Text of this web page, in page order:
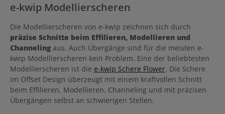
e-kwip Modellierscheren
Die Modellierscheren von e-kwip zeichnen sich durch
präzise Schnitte beim Effilieren, Modellieren und
Channeling aus. Auch Übergänge sind für die meisten e-
kwip Modellierscheren kein Problem. Eine der beliebtesten
Modellierscheren ist die e-kwip Schere Flower. Die Schere
im Offset Design überzeugt mit einem kraftvollen Schnitt
beim Effilieren, Modellieren, Channeling und mit präzisen
Übergängen selbst an schwierigen Stellen.